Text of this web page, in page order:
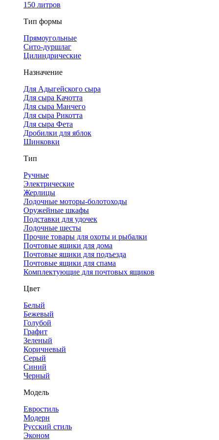
150 литров
Тип формы
Прямоугольные
Сито-дуршлаг
Цилиндрические
Назначение
Для Адыгейского сыра
Для сыра Качотта
Для сыра Манчего
Для сыра Рикотта
Для сыра Фета
Дробилки для яблок
Шинковки
Тип
Ручные
Электрические
Жерлицы
Лодочные моторы-болотоходы
Оружейные шкафы
Подставки для удочек
Лодочные шесты
Прочие товары для охоты и рыбалки
Почтовые ящики для дома
Почтовые ящики для подъезда
Почтовые ящики для спама
Комплектующие для почтовых ящиков
Цвет
Белый
Бежевый
Голубой
Графит
Зеленый
Коричневый
Серый
Синий
Черный
Модель
Евростиль
Модерн
Русский стиль
Эконом